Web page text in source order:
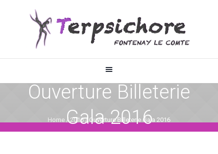
Ouverture Billeterie
Gala 2016
Home /2016 / Ouverture Billeterie Gala 2016